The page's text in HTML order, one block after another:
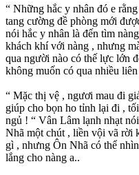
“ Những hắc y nhân đó e
tang cường đề phòng mới
nói hắc y nhân là đến tìm
khách khí với nàng , nhưng
qua người nào có thế lực lớn
không muốn có qua nhiều
“ Mặc thị vệ , ngươi mau đi
giúp cho bọn ho tỉnh lại đi ,
ngủ ! “ Vân Lâm lạnh nhạt
Nhã một chút , liền vội vã rời
gì , nhưng Ôn Nhã có thể
lắng cho nàng a..